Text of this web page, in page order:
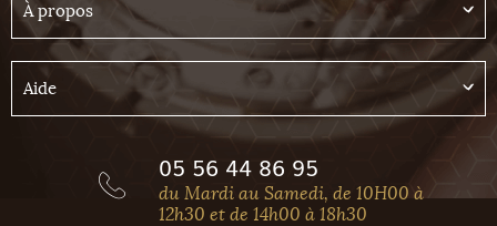
À propos
Aide
05 56 44 86 95
du Mardi au Samedi, de 10H00 à
12h30 et de 14h00 à 18h30